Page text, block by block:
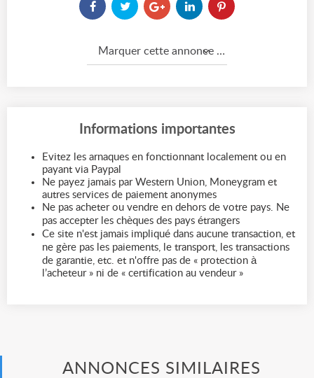
Marquer cette annonce comme...
Informations importantes
Evitez les arnaques en fonctionnant localement ou en
payant via Paypal
Ne payez jamais par Western Union, Moneygram et
autres services de paiement anonymes
Ne pas acheter ou vendre en dehors de votre pays. Ne
pas accepter les chèques des pays étrangers
Ce site n'est jamais impliqué dans aucune transaction, et
ne gère pas les paiements, le transport, les transactions
de garantie, etc. et n'offre pas de « protection à
l’acheteur » ni de « certification au vendeur »
ANNONCES SIMILAIRES